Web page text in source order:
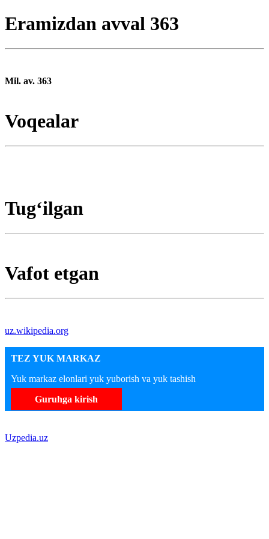
Eramizdan avval 363
Mil. av. 363
Voqealar
Tugʻilgan
Vafot etgan
uz.wikipedia.org
TEZ YUK MARKAZ
Yuk markaz elonlari yuk yuborish va yuk tashish
Guruhga kirish
Uzpedia.uz